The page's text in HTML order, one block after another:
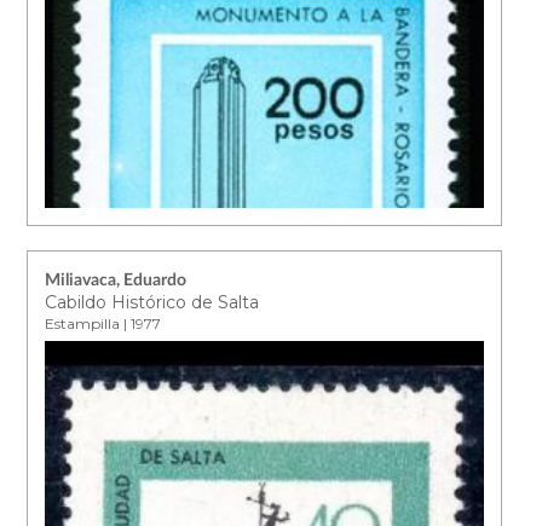
Miliavaca, Eduardo
Cabildo Histórico de Salta
Estampilla | 1977